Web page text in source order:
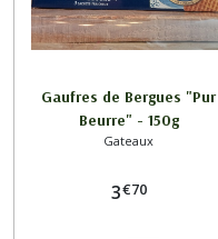
Gaufres de Bergues "Pur
Beurre" - 150g
Gateaux
3€70